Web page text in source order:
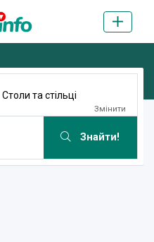
Столи та стільці
Змінити
Знайти!